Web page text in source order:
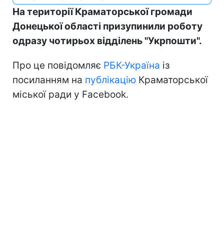
На території Краматорської громади
Донецької області призупинили роботу
одразу чотирьох відділень "Укрпошти".
Про це повідомляє РБК-Україна із
посиланням на публікацію Краматорської
міської ради у Facebook.